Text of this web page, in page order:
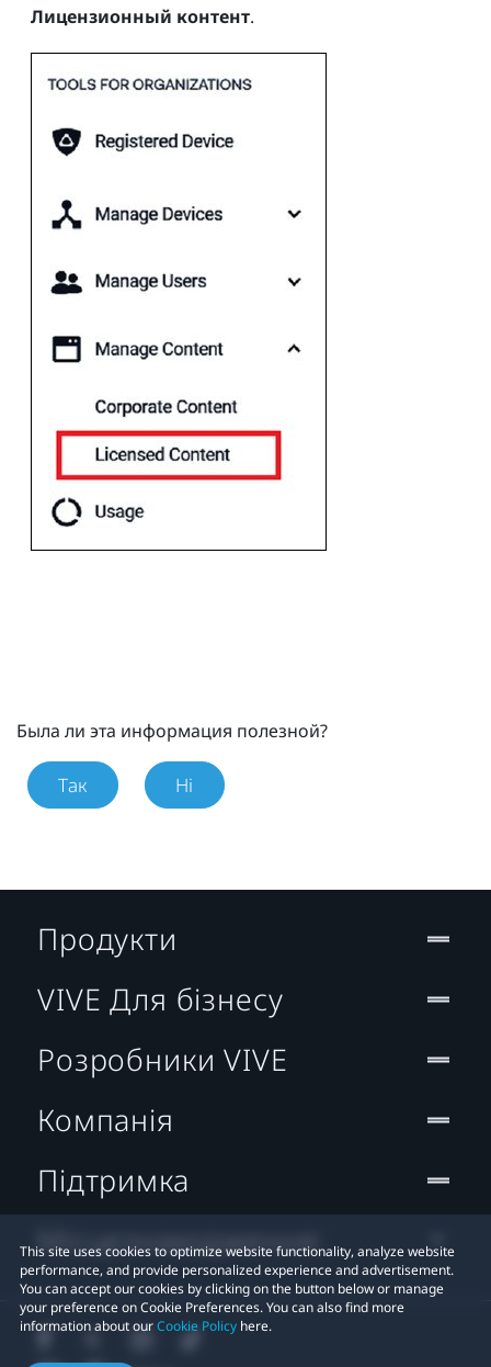
Лицензионный контент.
Была ли эта информация полезной?
Так Ні
This site uses cookies to optimize website functionality, analyze website
performance, and provide personalized experience and advertisement.
You can accept our cookies by clicking on the button below or manage
your preference on Cookie Preferences. You can also find more
information about ourCookie Policy here.
Продукти
VIVE Для бізнесу
Розробники VIVE
Компанія
Підтримка
Місцезнаходження: